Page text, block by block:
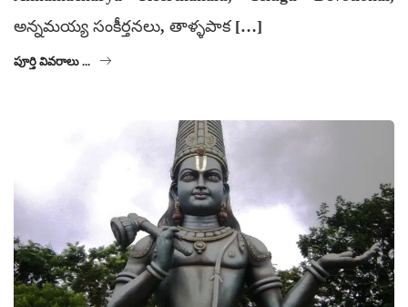
అన్నమయ్య సంకీర్తనలు, తాళ్ళపాక […]
పూర్తి వివరాలు ...